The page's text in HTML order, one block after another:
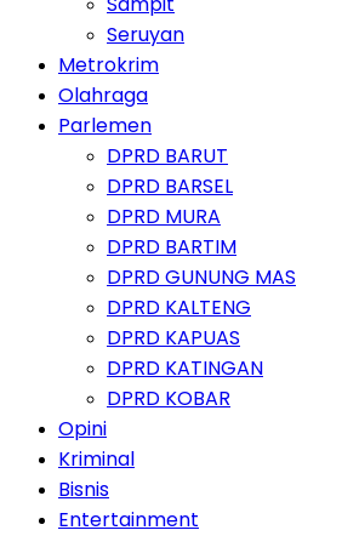
Seruyan
Metrokrim
Olahraga
Parlemen
DPRD BARUT
DPRD BARSEL
DPRD MURA
DPRD BARTIM
DPRD GUNUNG MAS
DPRD KALTENG
DPRD KAPUAS
DPRD KATINGAN
DPRD KOBAR
Opini
Kriminal
Bisnis
Entertainment